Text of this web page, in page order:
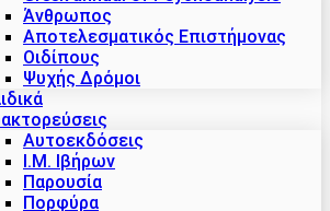
Άνθρωπος
Αποτελεσματικός Επιστήμονας
Οιδίπους
Ψυχής Δρόμοι
Αυτοεκδόσεις
Ι.Μ. Ιβήρων
Παρουσία
Πορφύρα